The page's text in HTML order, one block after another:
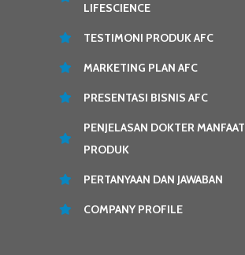
LIFESCIENCE
TESTIMONI PRODUK AFC
MARKETING PLAN AFC
PRESENTASI BISNIS AFC
PENJELASAN DOKTER MANFAAT
PRODUK
PERTANYAAN DAN JAWABAN
COMPANY PROFILE